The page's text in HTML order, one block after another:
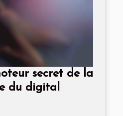
secret de la
du digital